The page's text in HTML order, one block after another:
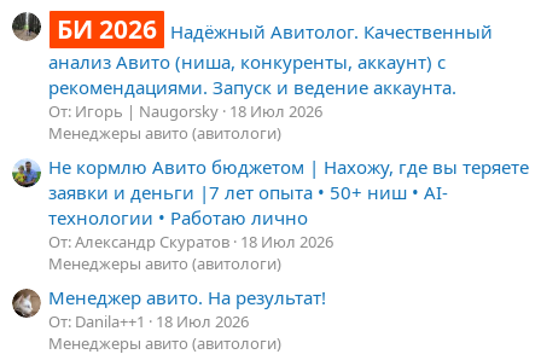
БИ 2026 Надёжный Авитолог. Качественный
анализ Авито (ниша, конкуренты, аккаунт) с
рекомендациями. Запуск и ведение аккаунта.
От: Игорь | Naugorsky 18 Июл 2026
Менеджеры авито (авитологи)
Не кормлю Авито бюджетом | Нахожу, где вы теряете
заявки и деньги |7 лет опыта • 50+ ниш • AI-
технологии • Работаю лично
От: Александр Скуратов 18 Июл 2026
Менеджеры авито (авитологи)
Менеджер авито. На результат!
От: Danila++1
18 Июл 2026
Менеджеры авито (авитологи)